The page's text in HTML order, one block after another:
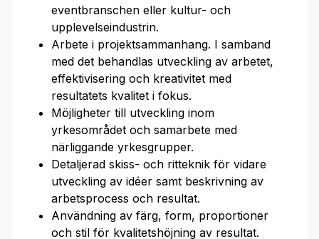
eventbranschen eller kultur- och
upplevelseindustrin.
Arbete i projektsammanhang. I samband
med det behandlas utveckling av arbetet,
effektivisering och kreativitet med
resultatets kvalitet i fokus.
Möjligheter till utveckling inom
yrkesområdet och samarbete med
närliggande yrkesgrupper.
Detaljerad skiss- och ritteknik för vidare
utveckling av idéer samt beskrivning av
arbetsprocess och resultat.
Användning av färg, form, proportioner
och stil för kvalitetshöjning av resultat.